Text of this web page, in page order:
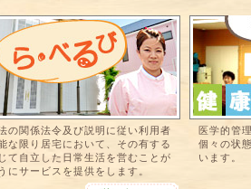
の関係法令及び説明に従い利用者
な限り居宅において、その有する
て自立した日常生活を営むことが
にサービスを提供をします。
医学的管
個々の状
います。